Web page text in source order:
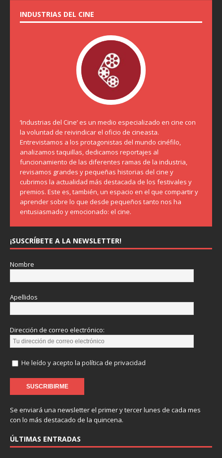
INDUSTRIAS DEL CINE
‘Industrias del Cine’ es un medio especializado en cine con
la voluntad de reivindicar el oficio de cineasta.
Entrevistamos a los protagonistas del mundo cinéfilo,
analizamos taquillas, dedicamos reportajes al
funcionamiento de las diferentes ramas de la industria,
revisamos grandes y pequeñas historias del cine y
cubrimos la actualidad más destacada de los festivales y
premios. Este es, también, un espacio en el que compartir y
aprender sobre lo que desde pequeños tanto nos ha
entusiasmado y emocionado: el cine.
¡SUSCRÍBETE A LA NEWSLETTER!
Nombre
Apellidos
Dirección de correo electrónico:
He leído y acepto la política de privacidad
Se enviará una newsletter el primer y tercer lunes de cada mes
con lo más destacado de la quincena.
ÚLTIMAS ENTRADAS